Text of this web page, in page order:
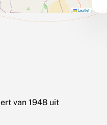
Leaflet
van 1948 uit